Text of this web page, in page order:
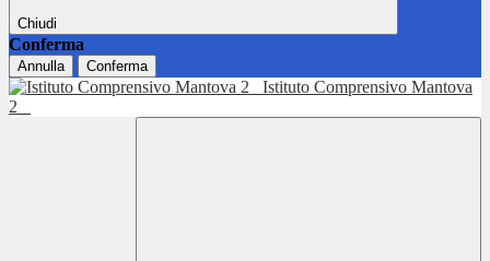
Chiudi
Conferma
Annulla Conferma
Istituto Comprensivo Mantova
2